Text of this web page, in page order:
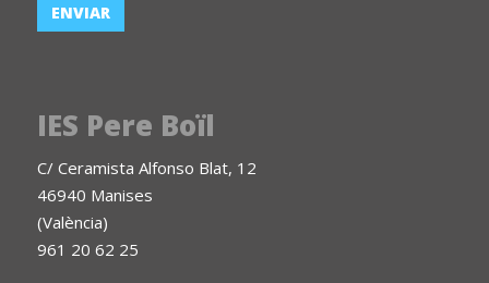
IES Pere Boïl
C/ Ceramista Alfonso Blat, 12
46940 Manises
(València)
961 20 62 25